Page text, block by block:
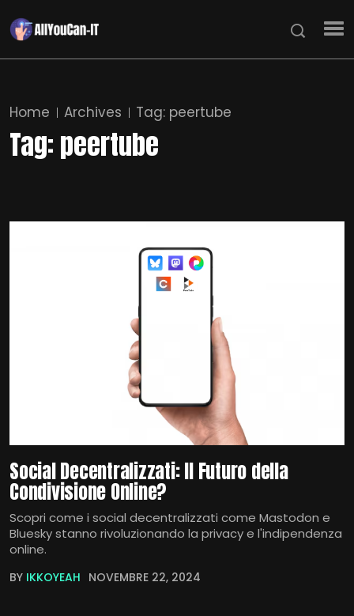
Home Archives Tag: peertube
Tag:peertube
Social Decentralizzati: Il Futuro della
Condivisione Online?
Scopri come i social decentralizzati come Mastodon e
Bluesky stanno rivoluzionando la privacy e l'indipendenza
online.
BY IKKOYEAH NOVEMBRE 22, 2024